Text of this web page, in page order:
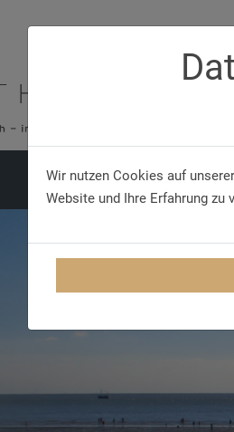
BUS AKZENT HOTELS
Wir nutzen Cookies auf
Website und Ihre Erfahrung zu